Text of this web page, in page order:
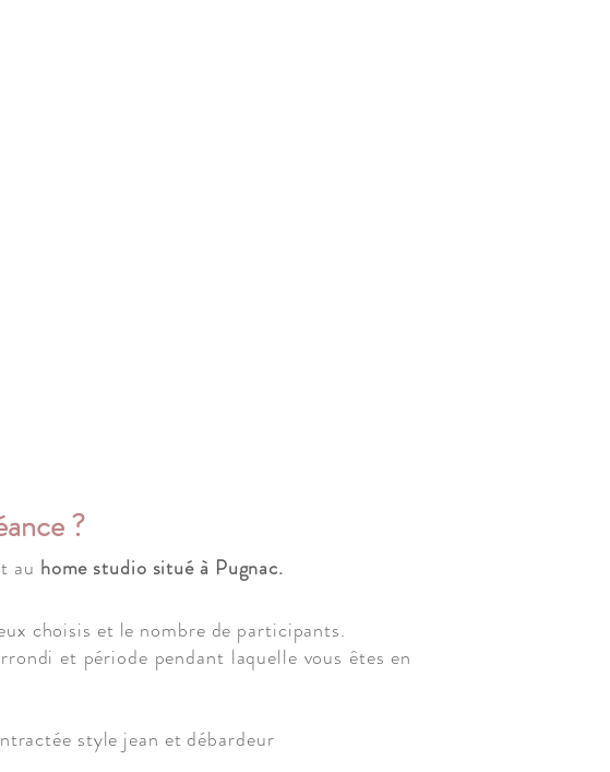
?
au home studio situé à Pugnac.
choisis et le nombre de participants.
et période pendant laquelle vous êtes en
style jean et débardeur